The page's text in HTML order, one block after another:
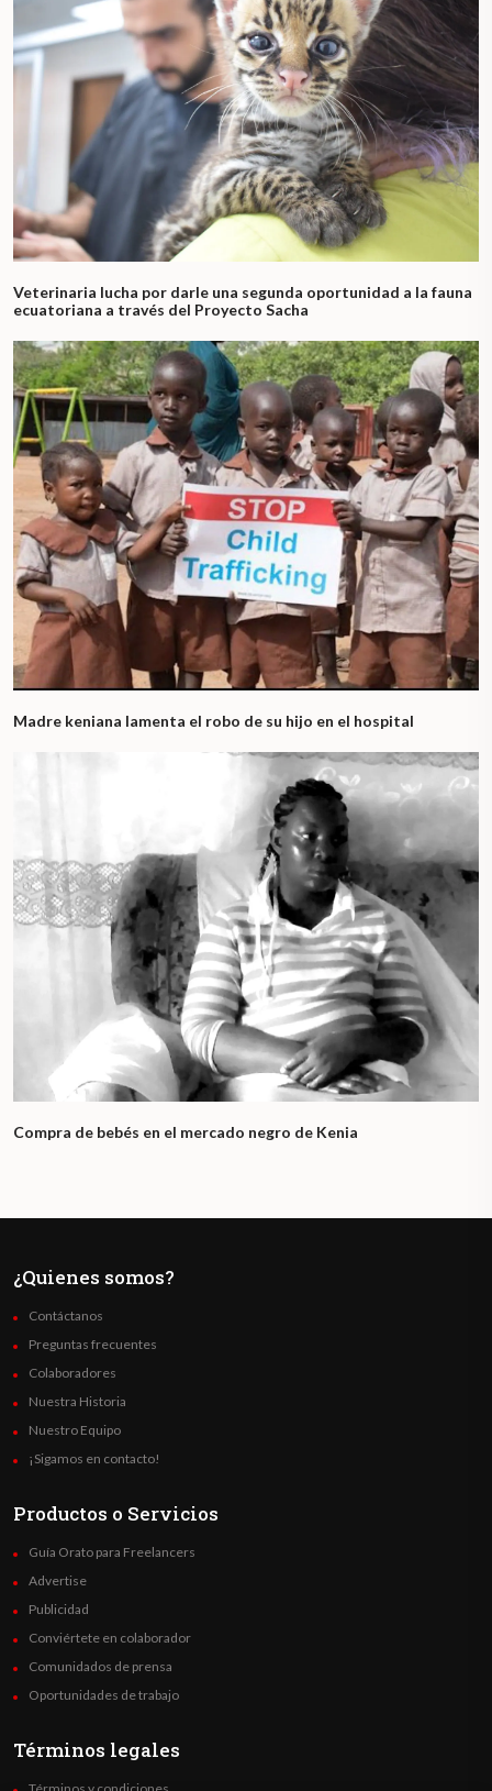
Veterinaria lucha por darle una segunda oportunidad a la fauna
ecuatoriana a través del Proyecto Sacha
Madre keniana lamenta el robo de su hijo en el hospital
Compra de bebés en el mercado negro de Kenia
¿Quienes somos?
Contáctanos
Preguntas frecuentes
Colaboradores
Nuestra Historia
Nuestro Equipo
¡Sigamos en contacto!
Productos o Servicios
Guía Orato para Freelancers
Advertise
Publicidad
Conviértete en colaborador
Comunidados de prensa
Oportunidades de trabajo
Términos legales